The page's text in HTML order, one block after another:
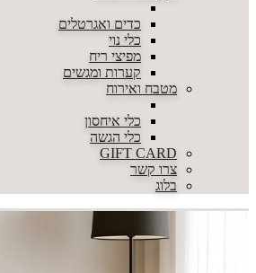
כדים ואגרטלים
כלי נוי
מפיצי ריח
קערות ומגשים
מטבח ואירוח
כלי איחסון
כלי הגשה
GIFT CARD
צרו קשר
בלוג